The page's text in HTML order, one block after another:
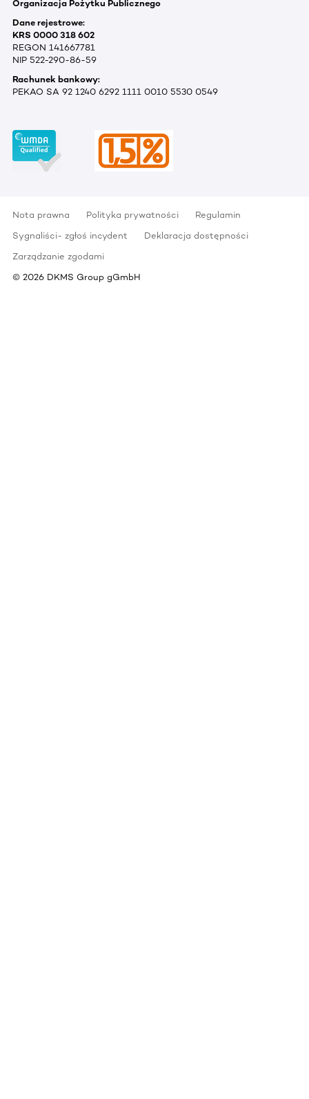
Organizacja Pożytku Publicznego
Dane rejestrowe:
KRS 0000 318 602
REGON 141667781
NIP 522-290-86-59
Rachunek bankowy:
PEKAO SA 92 1240 6292 1111 0010 5530 0549
Nota prawna Polityka prywatności
Regulamin
Sygnaliści- zgłoś incydent
Deklaracja dostępności
Zarządzanie zgodami
© 2026 DKMS Group gGmbH